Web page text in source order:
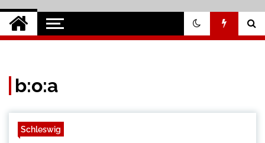
Nord-Ostsee-
Magazine Blog
Der Blog der Nord-Ostsee Magazine
b:o:a
Schleswig